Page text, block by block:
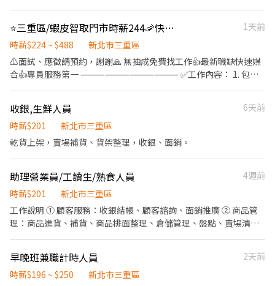
龍門店 新北市三重區龍門路123號 三重福和店 新北市三重區福和街
37號 ---------------------------------------------------------------
---------- 【應徵流程】 以上地點可以應徵，都歡迎詢問喲！ ID：
@011wipti *會有你的專屬顧問 Tommy偷米 與您聯繫哦* 截圖給
我【應徵職缺+姓名+電話】
耗材 🕰️上班時間🕰️ 🏪有人店 ◆固定早/午/晚班/假日班（4~7.5 小
時不等）。 一週配合 3-5 天（含六日）。 🏫智取店(固定早晚班) ◆
提供早、午、晚、夜班日(排班 2-5 小時)選擇極其彈性。 一週配合
3-5 天（含六日）。 💰薪資💰 🏪有人店 ◆新竹以北，宜蘭地區
地區196/時+區域津貼($5~$45) 🏫智取店 ※獎金各區不同，個別面
試可問(津貼包含區域，班別，交通三項津貼) ◆台北209/時+津貼
附近門市 🎉工作福利🎉 🏪有人店 ★固定班別 ★完整教育訓練 🏫智
取店 ★油資、維修補貼 ★固定班別 ★完整教育訓練 快速問職缺🌟
https://lin.ee/pYnTA8M🌟 連絡電話:☎️0909920285☎️ 找 Ada🙋‍♀️ 加
入後留下姓名 + 電話 + 截圖職缺🤩 🈚️詐騙🈚️💯安心就業💯
⭐三重區/蝦皮智取門市時薪244🦐快速報到🌈有假日班
1天前
時薪$224 ~ $488
新北市三重區
⚠️面試、應徵請預約，謝謝🙏 無抽成免費找工作👍最新職缺快速媒
合👍專員服務第一 ⸻⸻⸻⸻ ✅工作內容： 1. 包裹
店到店工作內容調整 5. 須配合鄰近有人店門市支援 🔔需有機車&駕
照🔔 ⸻⸻⸻⸻ ✅工作時間： 🔹早班：07:00-
12:00、07:30-12:30、08:00-13:00、08:30-13:30 🔹晚班：17:30-
17:30-23:30 (上班時數為2~6小時，一個月至少6天，依實際情況而
定) ⸻⸻⸻⸻ ✅工作待遇： 日班時薪=$224 晚班另
有獎金+20=時薪$244 ⸻⸻⸻⸻ ✅工作地點：(可自
選店點) 三重光復 - 智取店 新北市三重區光復路一段21號1樓 三重三
民 - 智取店 新北市三重區三民街77號1樓 三重慈愛 - 智取店 新北市
三重區慈愛街74號1樓 三重五華 - 智取店 新北市三重區五華街62之1
號1樓 三重雙園 - 智取店 新北市三重區雙園街124號1樓 三重正義 -
快，先搶先贏❗❗ ⸻⸻⸻⸻ 💡員工福利： 享汽機車
收銀,生鮮人員
6天前
時薪$201
新北市三重區
乾貨上架，賣場補貨、貨架整理，收銀、面銷。
助理營業員/工讀生/熟食人員
4週前
時薪$201
新北市三重區
工作說明 ① 顧客服務：收銀結帳、顧客諮詢、面銷推廣 ② 商品管
理：商品進貨、補貨、商品排面整理、倉儲管理、盤點、賣場清
行工作相關事項
早晚班兼職計時人員
2天前
時薪$196 ~ $250
新北市三重區